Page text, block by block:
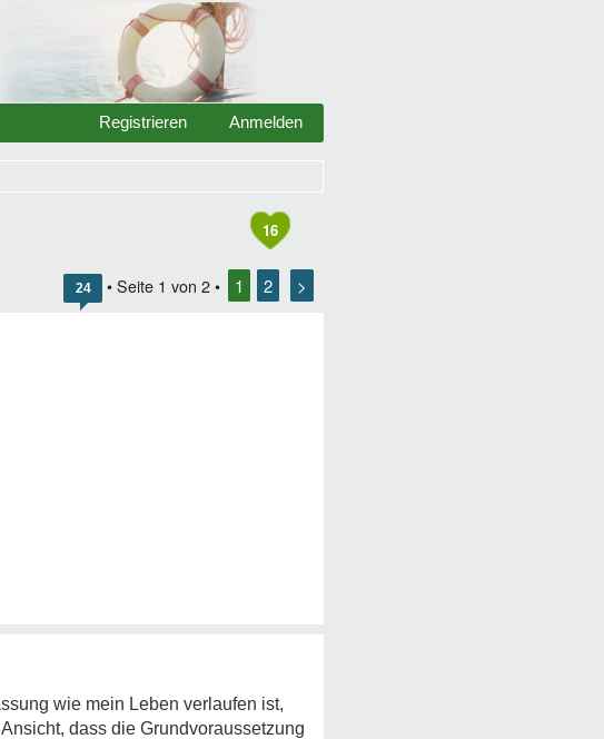
Anmelden
Registrieren
16
24 • Seite 1 von 2 • 1 2 >
wie mein Leben verlaufen ist,
dass die Grundvoraussetzung